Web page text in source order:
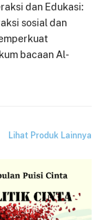
dan Edukasi:
sosial dan
bacaan Al-
Lihat Produk Lainnya